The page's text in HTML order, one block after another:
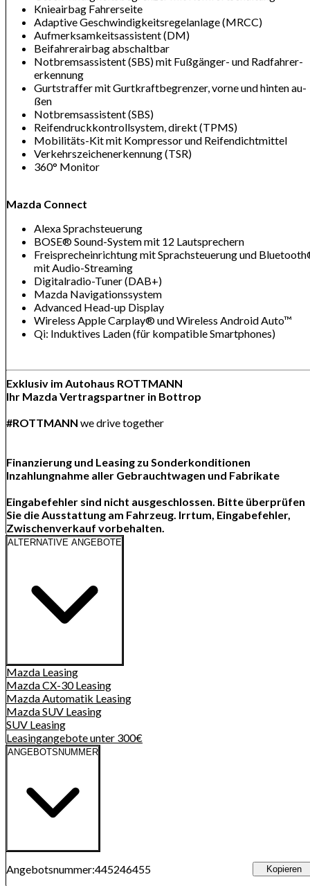
Knie­air­bag Fah­rer­sei­te
Ad­ap­ti­ve Ge­schwin­dig­keits­re­gel­an­la­ge (MRCC)
Auf­merk­sam­keits­as­sis­tent (DM)
Bei­fah­rer­air­bag ab­schalt­bar
Not­brems­as­sis­tent (SBS) mit Fuß­gän­ger- und Rad­fah­rer­
erken­nung
Gurt­straf­fer mit Gurt­kraft­be­gren­zer, vor­ne und hin­ten au­
ßen
Not­brems­as­sis­tent (SBS)
Rei­fen­druck­kon­troll­sys­tem, di­rekt (TPMS)
Mo­bi­li­täts-Kit mit Kom­pres­sor und Rei­fen­dicht­mit­tel
Ver­kehrs­zei­chen­er­ken­nung (TSR)
360° Mo­ni­tor
Mazda Connect
Ale­xa Sprach­steue­rung
BOSE® Sound-Sys­tem mit 12 Laut­spre­chern
Frei­sprech­ein­rich­tung mit Sprach­steue­rung und
mit Au­dio-Strea­ming
Di­gi­tal­ra­dio-Tu­ner (DAB+)
Mazda Na­vi­ga­ti­ons­sys­tem
Ad­van­ced Head-up Dis­play
Wireless Ap­ple Car­play® und Wireless An­dro­id Auto™
Qi: In­duk­ti­ves La­den (für kom­pa­ti­ble Smart­pho­nes)
Exklusiv im Autohaus ROTTMANN
Ihr Mazda Vertragspartner in Bottrop
#ROTTMANN we drive together
Finanzierung und Leasing zu Sonderkonditionen
Inzahlungnahme aller Gebrauchtwagen und Fabrikate
Eingabefehler sind nicht ausgeschlossen. Bitte überprüfen
Sie die Ausstattung am Fahrzeug. Irrtum, Eingabefehler,
Zwischenverkauf vorbehalten.
ALTERNATIVE ANGEBOTE
Mazda Leasing
Mazda CX-30Leasing
Mazda Automatik Leasing
Mazda SUV Leasing
SUV Leasing
Leasingangebote unter 300€
ANGEBOTSNUMMER
Angebotsnummer:445246455 Kopieren